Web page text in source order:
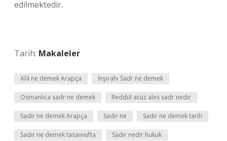
edilmektedir.
Tarih: Makaleler
Alâ ne demek Arapça İnşirahı Sadr ne demek
Osmanlıca sadr ne demek Reddül acüz ales sadr nedir
Sadir ne demek Arapça Sadır ne Sadır ne demek tarih
Sadır ne demek tasavvufta Sadır nedir hukuk